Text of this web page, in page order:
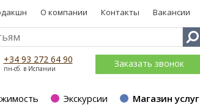
О компании Контакты Вакансии
+34 93 272 64 90
пн-сб. в Испании Заказать звонок
Экскурсии Магазин услуг